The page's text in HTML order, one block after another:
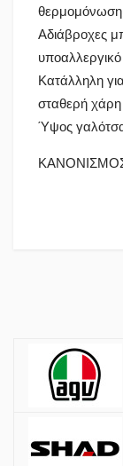
Αδιάβροχες
Κατάλληλη
σταθερή χάρη
Ύψος
Αποστολές
Όλες οι αποστολές
Αθήνα:2.90€